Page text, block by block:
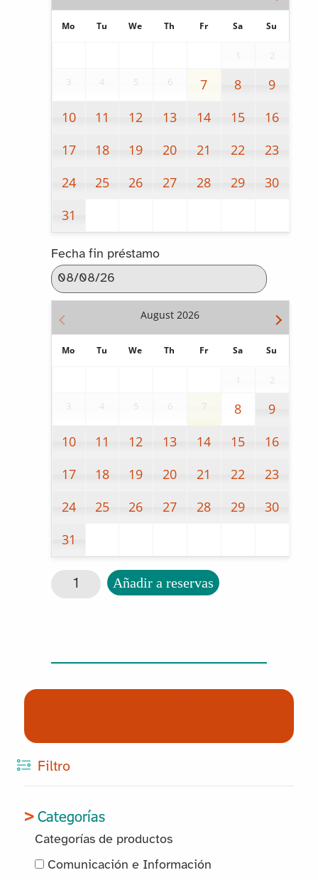
Mo Tu We Th Fr Sa Su
2
3 4 5 6 7 8
9
10
11 12 13 14 15
16
17
18 19 20 21 22
23
24
25 26 27 28 29
30
31
Fecha fin préstamo
August 2026
Mo Tu We Th Fr Sa Su
2
3 4 5 6 7 8
9
10
11 12 13 14 15
16
17
18 19 20 21 22
23
24
25 26 27 28 29
30
31
Juego de clasificación la pirámide cantidad
Añadir a reservas
Filtro
Categorías
Categorías de productos
Comunicación e Información